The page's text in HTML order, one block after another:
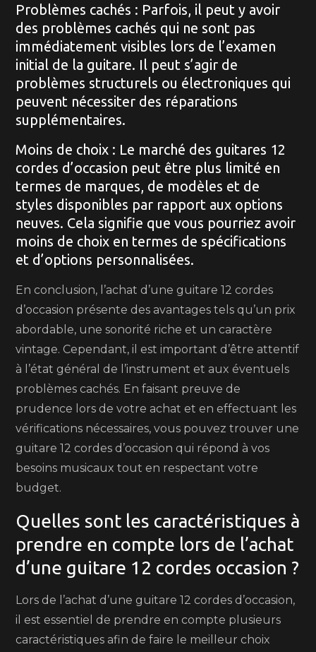
Problèmes cachés : Parfois, il peut y avoir
des problèmes cachés qui ne sont pas
immédiatement visibles lors de l’examen
initial de la guitare. Il peut s’agir de
problèmes structurels ou électroniques qui
peuvent nécessiter des réparations
supplémentaires.
Moins de choix : Le marché des guitares 12
cordes d’occasion peut être plus limité en
termes de marques, de modèles et de
styles disponibles par rapport aux options
neuves. Cela signifie que vous pourriez avoir
moins de choix en termes de spécifications
et d’options personnalisées.
En conclusion, l’achat d’une guitare 12 cordes
d’occasion présente des avantages tels qu’un prix
abordable, une sonorité riche et un caractère
vintage. Cependant, il est important d’être attentif
à l’état général de l’instrument et aux éventuels
problèmes cachés. En faisant preuve de
prudence lors de votre achat et en effectuant les
vérifications nécessaires, vous pouvez trouver une
guitare 12 cordes d’occasion qui répond à vos
besoins musicaux tout en respectant votre
budget.
Quelles sont les caractéristiques à
prendre en compte lors de l’achat
d’une guitare 12 cordes occasion ?
Lors de l’achat d’une guitare 12 cordes d’occasion,
il est essentiel de prendre en compte plusieurs
caractéristiques afin de faire le meilleur choix